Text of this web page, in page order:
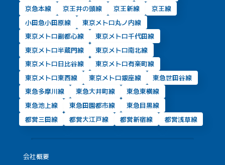
京急本線
京王井の頭線 京王新線
京王線
小田急小田原線
東京メトロ丸ノ内線
東京メトロ副都心線
東京メトロ千代田線
東京メトロ半蔵門線
東京メトロ南北線
東京メトロ日比谷線
東京メトロ有楽町線
東京メトロ東西線
東京メトロ銀座線
東急世田谷線
東急多摩川線
東急大井町線
東急東横線
東急池上線
東急田園都市線
東急目黒線
都営三田線
都営大江戸線 都営新宿線 都営浅草線
会社概要